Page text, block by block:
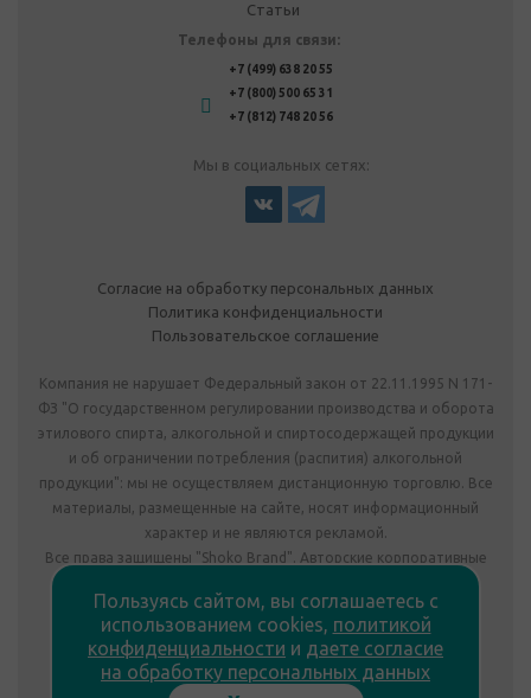
Статьи
Телефоны для связи:
+7 (499) 638 20 55
+7 (800) 500 65 31
+7 (812) 748 20 56
Мы в социальных сетях:
Согласие на обработку персональных данных
Политика конфиденциальности
Пользовательское соглашение
Компания не нарушает Федеральный закон от 22.11.1995 N 171-
ФЗ "О государственном регулировании производства и оборота
этилового спирта, алкогольной и спиртосодержащей продукции
и об ограничении потребления (распития) алкогольной
продукции": мы не осуществляем дистанционную торговлю. Все
материалы, размещенные на сайте, носят информационный
характер и не являются рекламой.
Все права защищены "Shoko Brand". Авторские корпоративные
Комплектация подарка может отличаться от изображения.
Информация на сайте не является публичной офертой.
Сведения о продавце:
ООО «Фабрика подарков», лицензия №78РПА0009672 от
Пользуясь сайтом, вы соглашаетесь с
использованием cookies, политикой
конфиденциальности и даете согласие
на обработку персональных данных